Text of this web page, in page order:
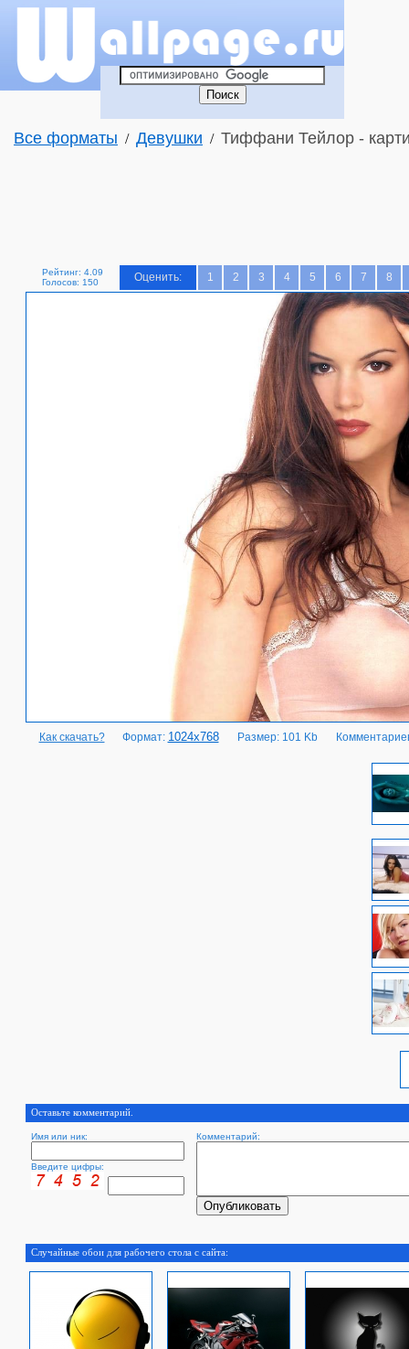
Все форматы / Девушки / Тиффани Тейлор -
Рейтинг: 4.09
Голосов: 150
Оценить: 1 2 3 4 5 6 7 8
Как скачать? Формат: 1024x768 Размер: 101 Kb
Оставьте комментарий.
Имя или ник: Комментарий:
Введите цифры:
Случайные обои для рабочего стола с сайта: